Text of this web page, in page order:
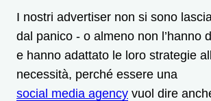
I nostri advertiser non si sono
dal panico - o almeno non l’hanno
e hanno adattato le loro strategie
necessità, perché essere una
social media agency vuol dire